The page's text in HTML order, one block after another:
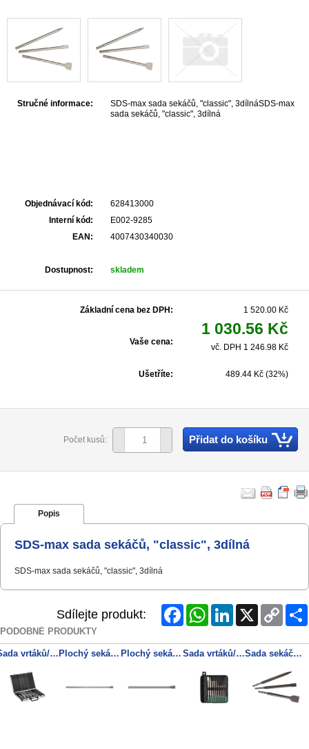
Stručné informace:
SDS-max sada sekáčů, "classic", 3dílnáSDS-max
sada sekáčů, "classic", 3dílná
Objednávací kód:
628413000
Interní kód:
E002-9285
EAN:
4007430340030
Dostupnost: skladem
Základní cena bez DPH: 1 520.00 Kč
Vaše cena:
1 030.56 Kč
vč. DPH 1 246.98 Kč
Ušetříte: 489.44 Kč (32%)
Počet kusů: Přidat do košíku
Popis
SDS-max sada sekáčů, "classic", 3dílná
SDS-max sada sekáčů, "classic", 3dílná
Sdílejte produkt: FacebookWhatsAppLinkedInX
Copy
Link
PODOBNÉ PRODUKTY
Sada vrtáků/sekáčů SDS-plus SP, 17dílná, v hliníkovém kufru Plochý sekáč SDS-max „professional“ 600 mm Plochý sekáč SDS-max „professional“ 400 x 25 mm Sada vrtáků/sekáčů SDS-plus SP, 10dílná Sada sekáčů SDS-plus, „professional“, 3 dílná